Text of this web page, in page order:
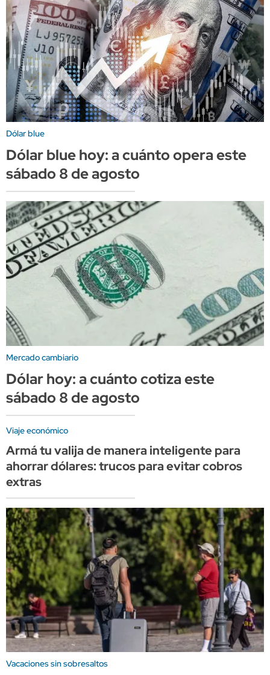
Dólar blue
Dólar blue hoy: a cuánto opera este
sábado 8 de agosto
Mercado cambiario
Dólar hoy: a cuánto cotiza este
sábado 8 de agosto
Viaje económico
Armá tu valija de manera inteligente para
ahorrar dólares: trucos para evitar cobros
extras
Vacaciones sin sobresaltos